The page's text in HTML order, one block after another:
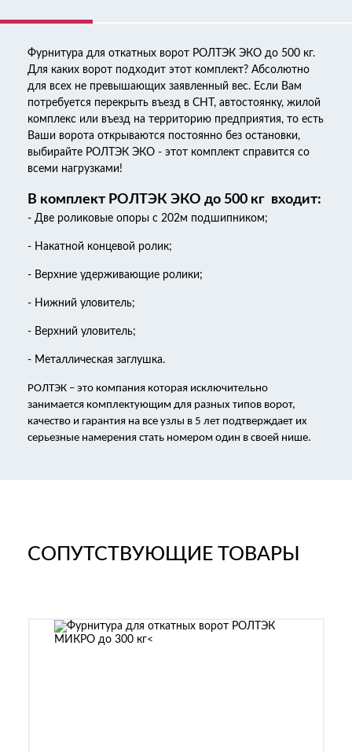
Фурнитура для откатных ворот РОЛТЭК ЭКО до 500 кг.
Для каких ворот подходит этот комплект? Абсолютно
для всех не превышающих заявленный вес. Если Вам
потребуется перекрыть въезд в СНТ, автостоянку, жилой
комплекс или въезд на территорию предприятия, то есть
Ваши ворота открываются постоянно без остановки,
выбирайте РОЛТЭК ЭКО - этот комплект справится со
всеми нагрузками!
В комплект РОЛТЭК ЭКО до 500 кг входит:
- Две роликовые опоры с 202м подшипником;
- Накатной концевой ролик;
- Верхние удерживающие ролики;
- Нижний уловитель;
- Верхний уловитель;
- Металлическая заглушка.
РОЛТЭК – это компания которая исключительно
занимается комплектующим для разных типов ворот,
качество и гарантия на все узлы в 5 лет подтверждает их
серьезные намерения стать номером один в своей нише.
СОПУТСТВУЮЩИЕ ТОВАРЫ